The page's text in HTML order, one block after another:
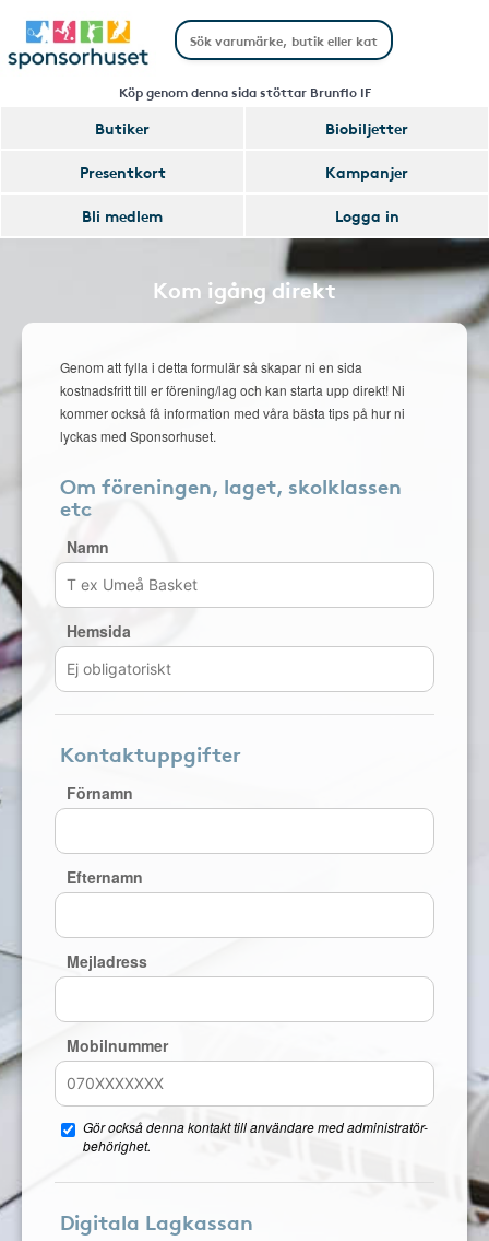
Köp genom denna sida stöttar Brunflo IF
Butiker
Biobiljetter
Presentkort
Kampanjer
Bli medlem
Logga in
Kom igång direkt
Genom att fylla i detta formulär så skapar ni en sida
kostnadsfritt till er förening/lag och kan starta upp direkt! Ni
kommer också få information med våra bästa tips på hur ni
lyckas med Sponsorhuset.
Om föreningen, laget, skolklassen
etc
Namn
Hemsida
Kontaktuppgifter
Förnamn
Efternamn
Mejladress
Mobilnummer
Gör också denna kontakt till användare med administratör-
behörighet.
Digitala Lagkassan